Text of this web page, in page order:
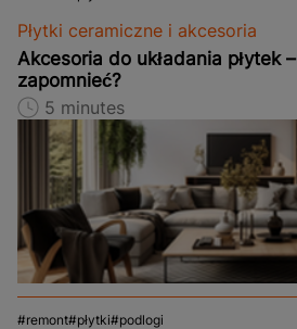
Płytki ceramiczne i akcesoria
Akcesoria do układania płytek
zapomnieć?
5 minutes
remont płytki podlogi